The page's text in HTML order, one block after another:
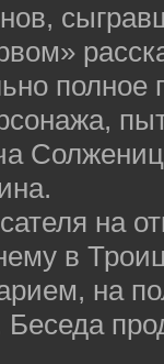
полное
на
в
на